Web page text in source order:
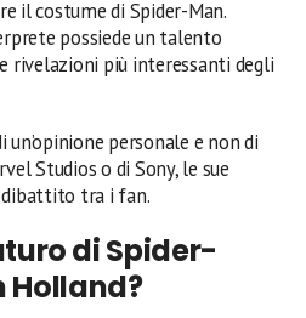
il costume di Spider-Man.
possiede un talento
rivelazioni più interessanti degli
personale e non di
Studios o di Sony, le sue
dibattito tra i fan.
di Spider-
Holland?